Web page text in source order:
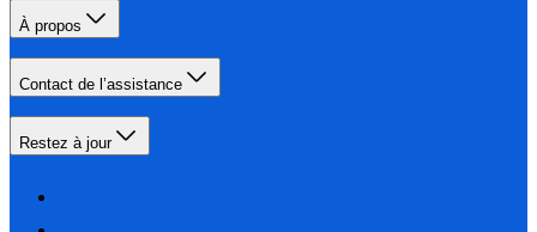
À propos
Contact de l’assistance
Restez à jour